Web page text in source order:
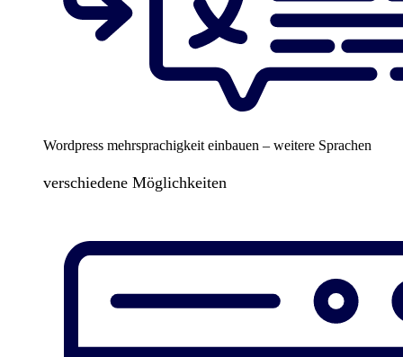
Wordpress mehrsprachigkeit einbauen – weitere Sprachen
verschiedene Möglichkeiten